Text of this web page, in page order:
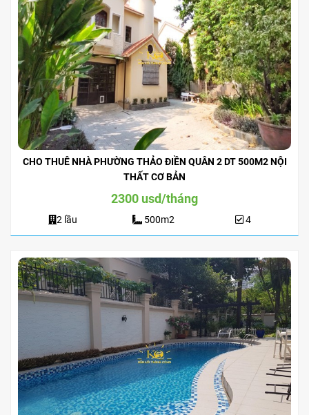
CHO THUÊ NHÀ PHƯỜNG THẢO ĐIỀN QUÂN 2 DT 500M2 NỘI
THẤT CƠ BẢN
2300 usd/tháng
2 lầu 500m2 4